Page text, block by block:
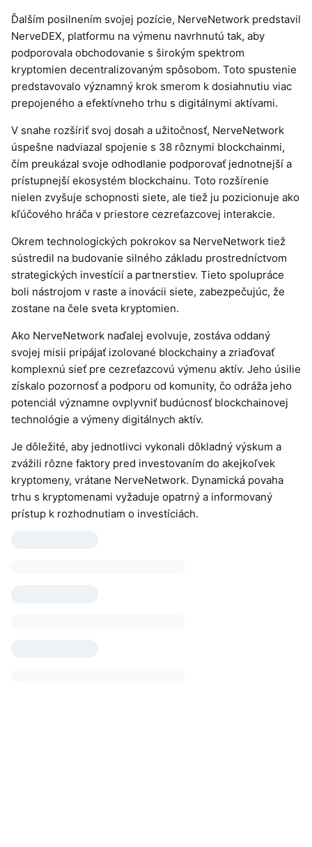
Ďalším posilnením svojej pozície, NerveNetwork predstavil
NerveDEX, platformu na výmenu navrhnutú tak, aby
podporovala obchodovanie s širokým spektrom
kryptomien decentralizovaným spôsobom. Toto spustenie
predstavovalo významný krok smerom k dosiahnutiu viac
prepojeného a efektívneho trhu s digitálnymi aktívami.
V snahe rozšíriť svoj dosah a užitočnosť, NerveNetwork
úspešne nadviazal spojenie s 38 rôznymi blockchainmi,
čím preukázal svoje odhodlanie podporovať jednotnejší a
prístupnejší ekosystém blockchainu. Toto rozšírenie
nielen zvyšuje schopnosti siete, ale tiež ju pozicionuje ako
kľúčového hráča v priestore cezreťazcovej interakcie.
Okrem technologických pokrokov sa NerveNetwork tiež
sústredil na budovanie silného základu prostredníctvom
strategických investícií a partnerstiev. Tieto spolupráce
boli nástrojom v raste a inovácii siete, zabezpečujúc, že
zostane na čele sveta kryptomien.
Ako NerveNetwork naďalej evolvuje, zostáva oddaný
svojej misii pripájať izolované blockchainy a zriaďovať
komplexnú sieť pre cezreťazcovú výmenu aktív. Jeho úsilie
získalo pozornosť a podporu od komunity, čo odráža jeho
potenciál významne ovplyvniť budúcnosť blockchainovej
technológie a výmeny digitálnych aktív.
Je dôležité, aby jednotlivci vykonali dôkladný výskum a
zvážili rôzne faktory pred investovaním do akejkoľvek
kryptomeny, vrátane NerveNetwork. Dynamická povaha
trhu s kryptomenami vyžaduje opatrný a informovaný
prístup k rozhodnutiam o investíciách.